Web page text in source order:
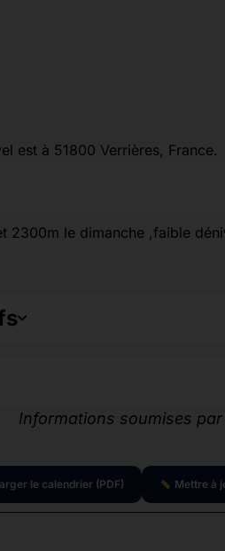
est à 51800 Verrières, France.
2300m le dimanche ,faible
Informations soumises par
le calendrier (PDF) Mettre à